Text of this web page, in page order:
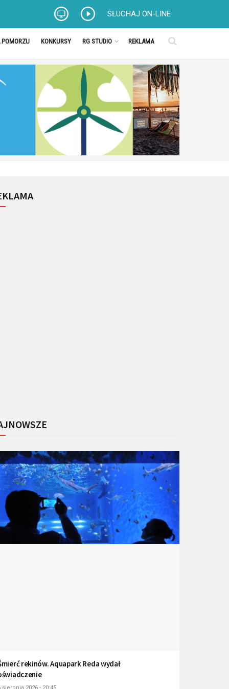
SŁUCHAJ ON-LINE
KONKURSY RG STUDIO REKLAMA
rekinów. Aquapark Reda wydał
sierpnia 2026 - 20:45